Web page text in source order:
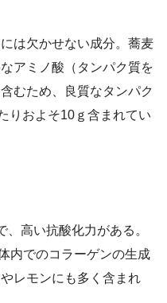
は欠かせない成分。蕎麦
アミノ酸（タンパク質を
むため、良質なタンパク
りおよそ10ｇ含まれてい
高い抗酸化力がある。
内でのコラーゲンの生成
レモンにも多く含まれ